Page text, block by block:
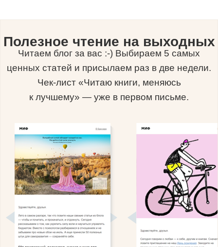
Полезное чтение на выходных
Читаем блог за вас :-) Выбираем 5 самых
ценных статей и присылаем раз в две недели.
Чек-лист «Читаю книги, меняюсь
к лучшему» — уже в первом письме.